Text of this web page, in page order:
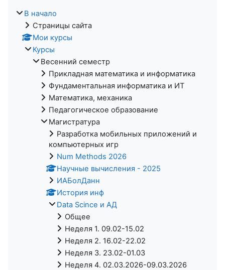
В начало
Страницы сайта
Мои курсы
Курсы
Весенний семестр
Прикладная математика и информатика
Фундаментальная информатика и ИТ
Математика, механика
Педагогическое образование
Магистратура
Разработка мобильных приложений и
компьютерных игр
Num Methods 2026
Научные вычисления - 2025
ИАБолДанн
История инф
Data Scince и АД
Общее
Неделя 1. 09.02-15.02
Неделя 2. 16.02-22.02
Неделя 3. 23.02-01.03
Неделя 4. 02.03.2026-09.03.2026